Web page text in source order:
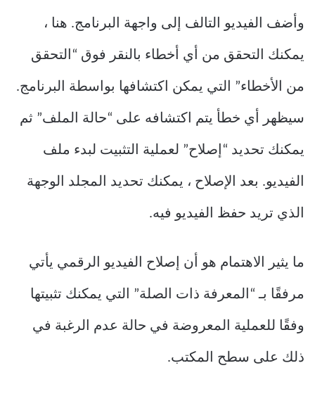
وأضف الفيديو التالف إلى واجهة البرنامج. هنا ،
يمكنك التحقق من أي أخطاء بالنقر فوق “التحقق
من الأخطاء” التي يمكن اكتشافها بواسطة البرنامج.
سيظهر أي خطأ يتم اكتشافه على “حالة الملف” ثم
يمكنك تحديد “إصلاح” لعملية التثبيت لبدء ملف
الفيديو. بعد الإصلاح ، يمكنك تحديد المجلد الوجهة
الذي تريد حفظ الفيديو فيه.
ما يثير الاهتمام هو أن إصلاح الفيديو الرقمي يأتي
مرفقًا بـ “المعرفة ذات الصلة” التي يمكنك تثبيتها
وفقًا للعملية المعروضة في حالة عدم الرغبة في
ذلك على سطح المكتب.